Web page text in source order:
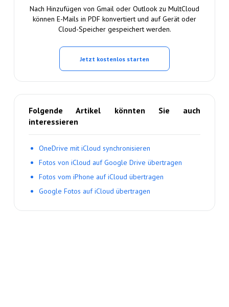
Nach Hinzufügen von Gmail oder Outlook zu MultCloud
können E-Mails in PDF konvertiert und auf Gerät oder
Cloud-Speicher gespeichert werden.
Jetzt kostenlos starten
Folgende Artikel könnten Sie auch
interessieren
OneDrive mit iCloud synchronisieren
Fotos von iCloud auf Google Drive übertragen
Fotos vom iPhone auf iCloud übertragen
Google Fotos auf iCloud übertragen